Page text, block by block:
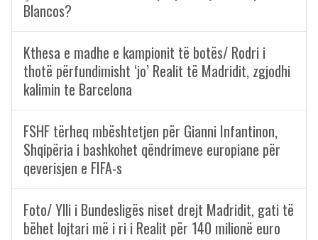
Blancos?
Kthesa e madhe e kampionit të botës/ Rodri i
thotë përfundimisht ‘jo’ Realit të Madridit, zgjodhi
kalimin te Barcelona
FSHF tërheq mbështetjen për Gianni Infantinon,
Shqipëria i bashkohet qëndrimeve europiane për
qeverisjen e FIFA-s
Foto/ Ylli i Bundesligës niset drejt Madridit, gati të
bëhet lojtari më i ri i Realit për 140 milionë euro